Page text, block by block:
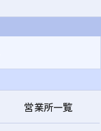
営業所一覧